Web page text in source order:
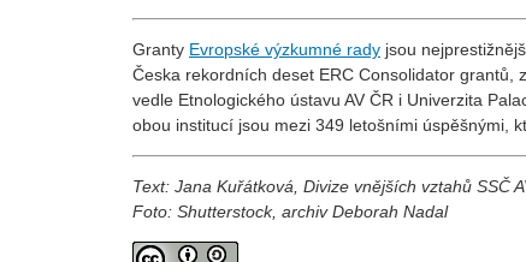
Granty Evropské výzkumné rady jsou
Česka rekordních deset ERC Consolidator grantů,
vedle Etnologického ústavu AV ČR i Univerzita
obou institucí jsou mezi 349 letošními úspěšnými,
Text: Jana Kuřátková, Divize vnějších vztahů SSČ
Foto: Shutterstock, archiv Deborah Nadal